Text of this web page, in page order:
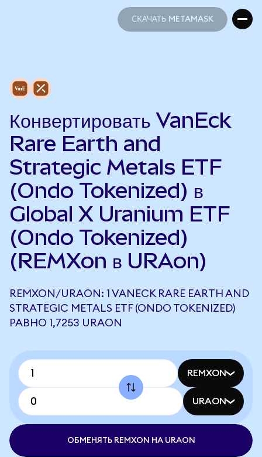
СКАЧАТЬ METAMASK
Конвертировать VanEck
Rare Earth and
Strategic Metals ETF
(Ondo Tokenized) в
Global X Uranium ETF
(Ondo Tokenized)
(REMXon в URAon)
REMXON/URAON: 1 VANECK RARE EARTH AND
STRATEGIC METALS ETF (ONDO TOKENIZED)
РАВНО 1,7253 URAON
REMXON
URAON
ОБМЕНЯТЬ REMXON НА URAON